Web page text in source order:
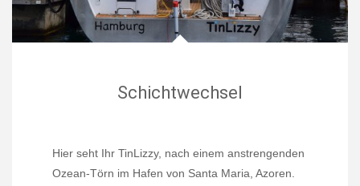
Schichtwechsel
Hier seht Ihr TinLizzy, nach einem anstrengenden
Ozean-Törn im Hafen von Santa Maria, Azoren.